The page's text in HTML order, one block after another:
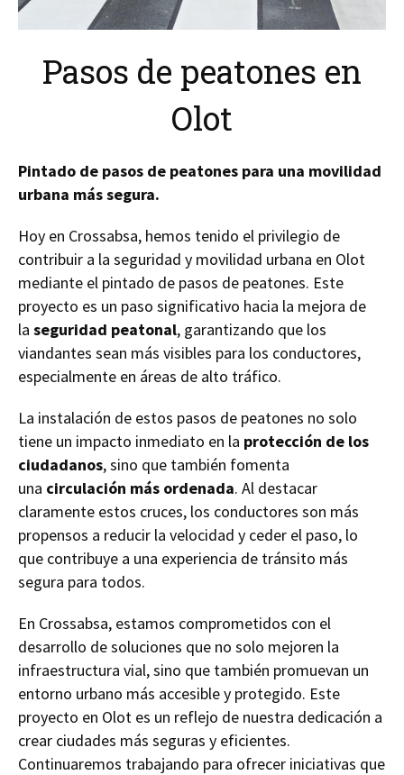
Pasos de peatones en
Olot
Pintado de pasos de peatones para una movilidad
urbana más segura.
Hoy en Crossabsa, hemos tenido el privilegio de
contribuir a la seguridad y movilidad urbana en Olot
mediante el pintado de pasos de peatones. Este
proyecto es un paso significativo hacia la mejora de
la seguridad peatonal, garantizando que los
viandantes sean más visibles para los conductores,
especialmente en áreas de alto tráfico.
La instalación de estos pasos de peatones no solo
tiene un impacto inmediato en la protección de los
ciudadanos, sino que también fomenta
una circulación más ordenada. Al destacar
claramente estos cruces, los conductores son más
propensos a reducir la velocidad y ceder el paso, lo
que contribuye a una experiencia de tránsito más
segura para todos.
En Crossabsa, estamos comprometidos con el
desarrollo de soluciones que no solo mejoren la
infraestructura vial, sino que también promuevan un
entorno urbano más accesible y protegido. Este
proyecto en Olot es un reflejo de nuestra dedicación a
crear ciudades más seguras y eficientes.
Continuaremos trabajando para ofrecer iniciativas que